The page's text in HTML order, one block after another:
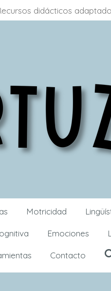
didácticos
Motricidad
Emociones
Contacto